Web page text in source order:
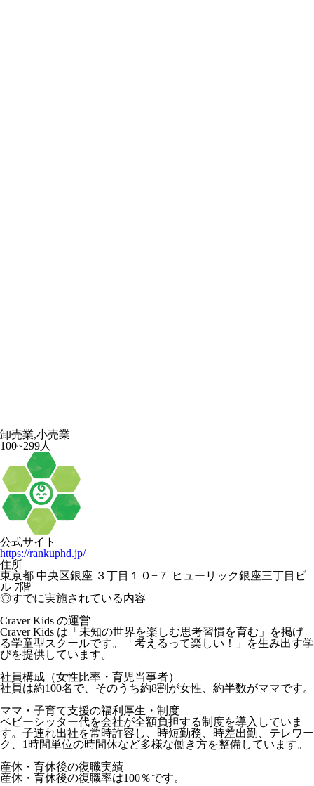
卸売業,小売業
100~299人
公式サイト
https://rankuphd.jp/
住所
東京都 中央区銀座 ３丁目１０−７ ヒューリック銀座三丁目ビ
ル 7階
◎すでに実施されている内容
Craver Kids の運営
Craver Kids は「未知の世界を楽しむ思考習慣を育む」を掲げ
る学童型スクールです。「考えるって楽しい！」を生み出す学
びを提供しています。
社員構成（女性比率・育児当事者）
社員は約100名で、そのうち約8割が女性、約半数がママです。
ママ・子育て支援の福利厚生・制度
ベビーシッター代を会社が全額負担する制度を導入していま
す。子連れ出社を常時許容し、時短勤務、時差出勤、テレワー
ク、1時間単位の時間休など多様な働き方を整備しています。
産休・育休後の復職実績
産休・育休後の復職率は100％です。